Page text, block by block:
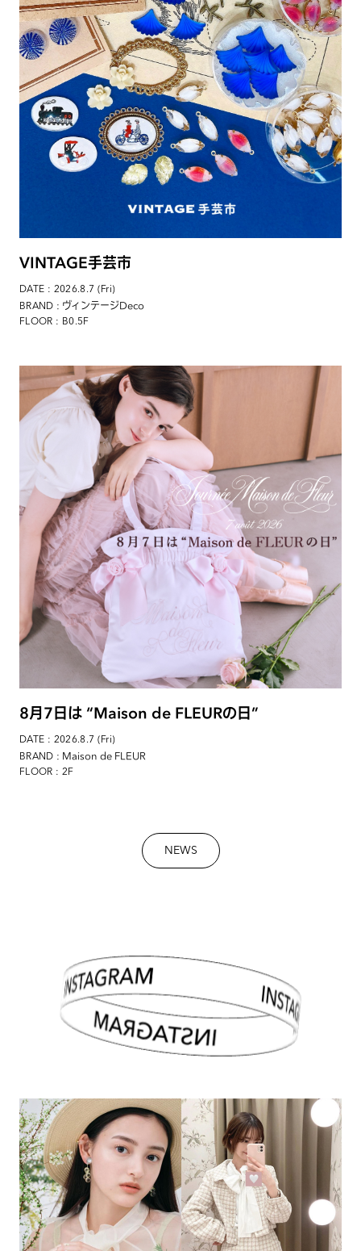
VINTAGE手芸市
DATE : 2026.8.7 (Fri)
BRAND : ヴィンテージDeco
FLOOR : B0.5F
8月7日は “Maison de FLEURの日”
DATE : 2026.8.7 (Fri)
BRAND : Maison de FLEUR
FLOOR : 2F
NEWS
INSTAGRAM